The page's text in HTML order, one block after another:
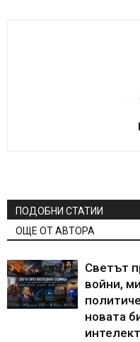
ПОДОБНИ СТАТИИ
ОЩЕ ОТ АВТОРА
Светът
войни,
новата
интелект